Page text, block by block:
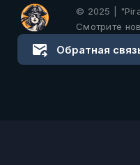
© 2025 |
Смотрите
Обратная